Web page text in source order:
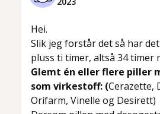
Hei.
Slik jeg forstår det så har
pluss ti timer, altså 34 timer
Glemt én eller flere piller
som virkestoff: (Cerazette,
Orifarm, Vinelle og Desirett)